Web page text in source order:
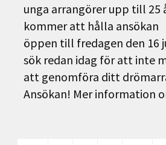
unga arrangörer upp till 25
kommer att hålla ansökan
öppen till fredagen den 16
sök redan idag för att inte
att genomföra ditt
Ansökan! Mer information